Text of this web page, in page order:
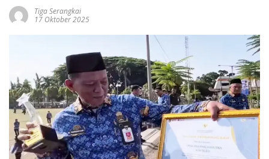
Tiga Serangkai
17 Oktober 2025